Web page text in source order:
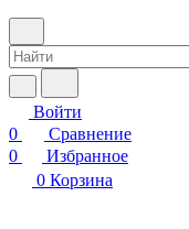
Войти
0
Сравнение
0
Избранное
0 Корзина